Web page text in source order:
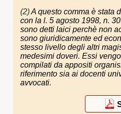
(2)A questo comma è stata
con la l. 5 agosto 1998, n.
sono detti laici perchè non
sono giuridicamente ed
stesso livello degli altri
medesimi doveri. Essi
compilati da appositi
riferimento sia ai docenti
avvocati.